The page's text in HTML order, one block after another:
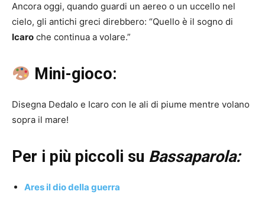
Ancora oggi, quando guardi un aereo o un uccello nel
cielo, gli antichi greci direbbero: “Quello è il sogno di
Icaro che continua a volare.”
Mini-gioco:
Disegna Dedalo e Icaro con le ali di piume mentre volano
sopra il mare!
Per i più piccoli su Bassaparola:
Ares il dio della guerra